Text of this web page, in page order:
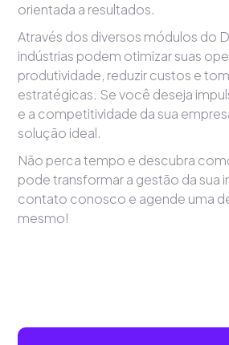
orientada a resultados.
Através dos diversos módulos do
indústrias podem otimizar suas
produtividade, reduzir custos e
estratégicas. Se você deseja
e a competitividade da sua
solução ideal.
Não perca tempo e descubra
pode transformar a gestão da sua
contato conosco e agende uma
mesmo!